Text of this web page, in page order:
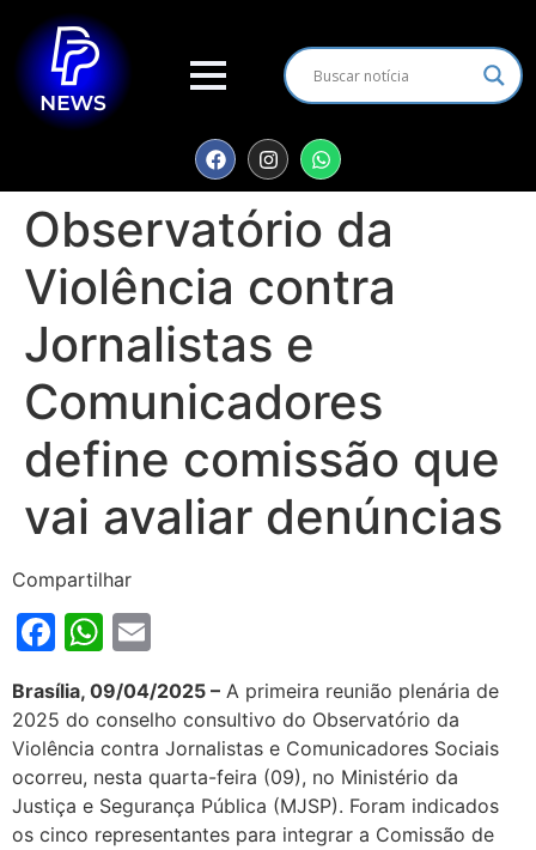
Observatório da
Violência contra
Jornalistas e
Comunicadores
define comissão que
vai avaliar denúncias
Compartilhar
Facebook
WhatsApp
Brasília, 09/04/2025 – A primeira reunião plenária de
2025 do conselho consultivo do Observatório da
Violência contra Jornalistas e Comunicadores Sociais
ocorreu, nesta quarta-feira (09), no Ministério da
Justiça e Segurança Pública (MJSP). Foram indicados
os cinco representantes para integrar a Comissão de